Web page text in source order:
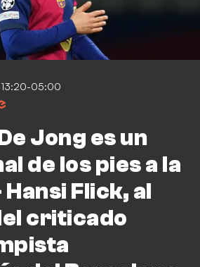
05:00
Jong es un
de los pies a la
Flick, al
criticado